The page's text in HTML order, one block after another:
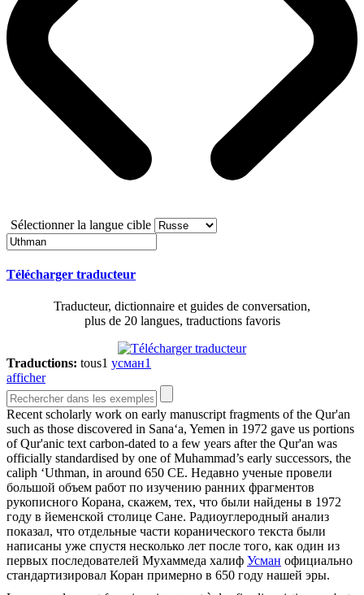
Sélectionner la langue cible
Télécharger traducteur
Traducteur, dictionnaire et guides de conversation,
plus de 20 langues, traductions favoris
Traductions: tous1 усман1
afficher
Recent scholarly work on early manuscript fragments of the Qur'an
such as those discovered in Sana‘a, Yemen in 1972 gave us portions
of Qur'anic text carbon-dated to a few years after the Qur'an was
officially standardised by one of Muhammad’s early successors, the
caliph ‘Uthman, in around 650 CE. Недавно ученые провели
большой объем работ по изучению ранних фрагментов
рукописного Корана, скажем, тех, что были найдены в 1972
году в йеменской столице Сане. Радиоуглеродный анализ
показал, что отдельные части коранического текста были
написаны уже спустя несколько лет после того, как один из
первых последователей Мухаммеда халиф Усман официально
стандартизировал Коран примерно в 650 году нашей эры.